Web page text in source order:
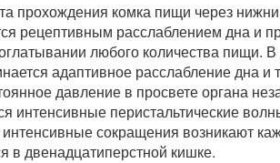
прохождения комка пищи через
рецептивным расслаблением дна и
любого количества пищи.
адаптивное расслабление дна и
давление в просвете органа
интенсивные перистальтические
сокращения возникают
в двенадцатиперстной кишке.